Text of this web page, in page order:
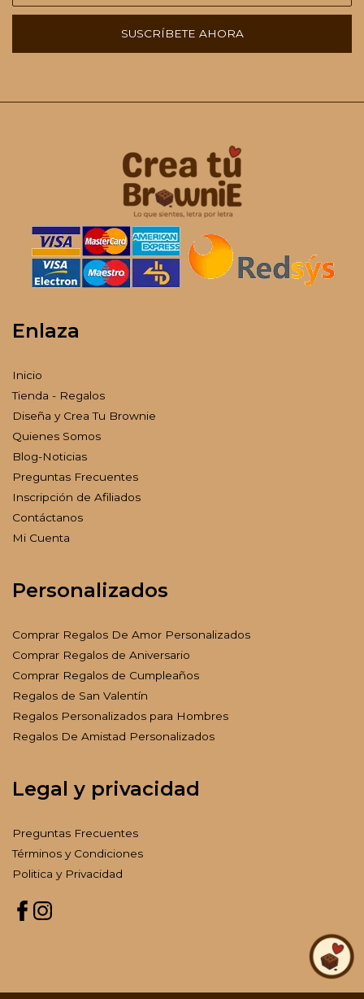
SUSCRÍBETE AHORA
Enlaza
Inicio
Tienda - Regalos
Diseña y Crea Tu Brownie
Quienes Somos
Blog-Noticias
Preguntas Frecuentes
Inscripción de Afiliados
Contáctanos
Mi Cuenta
Personalizados
Comprar Regalos De Amor Personalizados
Comprar Regalos de Aniversario
Comprar Regalos de Cumpleaños
Regalos de San Valentín
Regalos Personalizados para Hombres
Regalos De Amistad Personalizados
Legal y privacidad
Preguntas Frecuentes
Términos y Condiciones
Politica y Privacidad